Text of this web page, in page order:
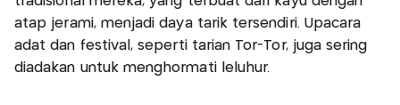
atap jerami, menjadi daya tarik tersendiri. Upacara
adat dan festival, seperti tarian Tor-Tor, juga sering
diadakan untuk menghormati leluhur.